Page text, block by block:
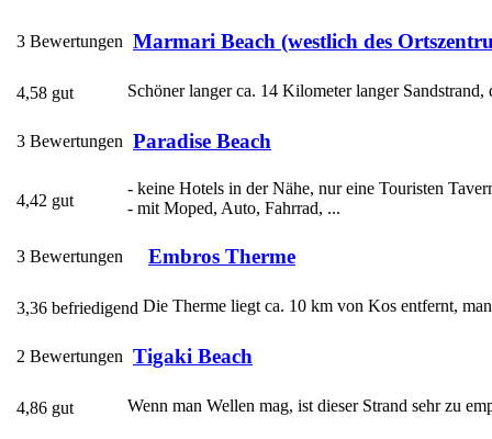
3 Bewertungen Marmari Beach (westlich des
Schöner langer ca. 14 Kilometer langer
4,58 gut
3 Bewertungen Paradise Beach
- keine Hotels in der Nähe, nur eine Touristen
- mit Moped, Auto, Fahrrad, ...
4,42 gut
3 Bewertungen Embros Therme
Die Therme liegt ca. 10 km von Kos entfernt,
3,36 befriedigend
2 Bewertungen Tigaki Beach
Wenn man Wellen mag, ist dieser Strand sehr zu
4,86 gut